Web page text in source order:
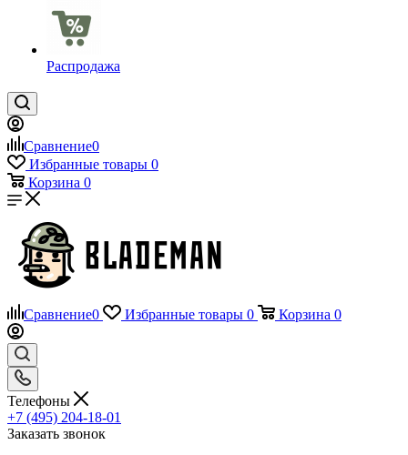
Распродажа
Сравнение0
Избранные товары 0
Корзина 0
Сравнение0 Избранные товары 0 Корзина 0
Телефоны
+7 (495) 204-18-01
Заказать звонок